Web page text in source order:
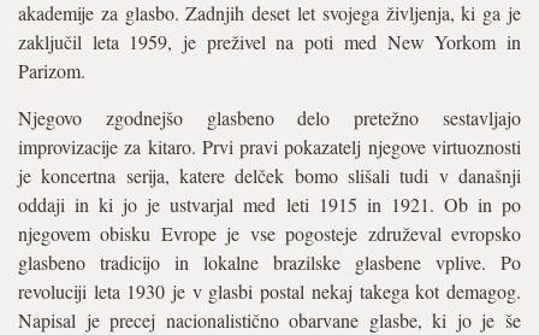
akademije za glasbo. Zadnjih deset let svojega življenja, ki ga je
zaključil leta 1959, je preživel na poti med New Yorkom in
Parizom.
Njegovo zgodnejšo glasbeno delo pretežno sestavljajo
improvizacije za kitaro. Prvi pravi pokazatelj njegove virtuoznosti
je koncertna serija, katere delček bomo slišali tudi v današnji
oddaji in ki jo je ustvarjal med leti 1915 in 1921. Ob in po
njegovem obisku Evrope je vse pogosteje združeval evropsko
glasbeno tradicijo in lokalne brazilske glasbene vplive. Po
revoluciji leta 1930 je v glasbi postal nekaj takega kot demagog.
Napisal je precej nacionalistično obarvane glasbe, ki jo je še